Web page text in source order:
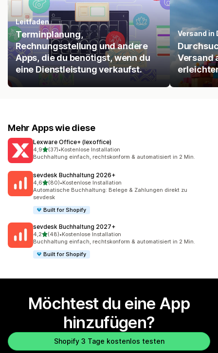
Leitfaden
Terminplanung,
Rechnungsstellung und andere
Apps, die du benötigst, wenn du
eine Dienstleistung verkaufst.
Versand in
Versand
Mehr Apps wie diese
Lexware Office+ (lexoffice)
4,9von 5 Sternen
(37)
37 Rezensionen insgesamt
•Kostenlose Installation
Buchhaltung einfach, rechtskonform & automatisiert in 2 Min.
sevdesk Buchhaltung 2026+
4,6von 5 Sternen
(80)
80 Rezensionen insgesamt
•Kostenlose Installation
Automatische Buchhaltung: Belege & Zahlungen direkt zu
sevdesk
Built for Shopify
sevdesk Buchhaltung 2027+
4,2von 5 Sternen
(48)
48 Rezensionen insgesamt
•Kostenlose Installation
Buchhaltung einfach, rechtskonform & automatisiert in 2 Min.
Built for Shopify
Möchtest du eine App
hinzufügen?
Shopify 3 Tage kostenlos testen